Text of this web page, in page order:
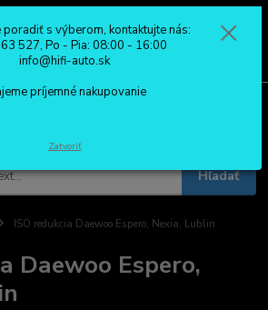
Hľadať
ISO redukcia Daewoo Espero, Nexia, Lublin
Daewoo Espero,
s výberom, kontaktujte nás:
527, Po - Pia: 08:00 - 16:00
info@hifi-auto.sk
príjemné nakupovanie
Zatvoriť